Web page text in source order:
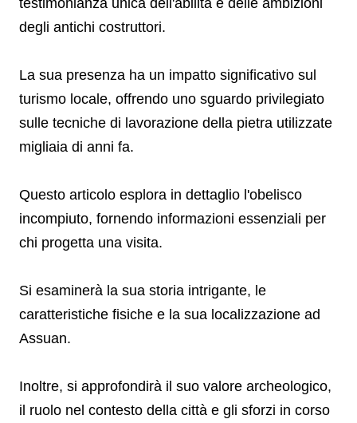
testimonianza unica dell'abilità e delle ambizioni
degli antichi costruttori.
La sua presenza ha un impatto significativo sul
turismo locale, offrendo uno sguardo privilegiato
sulle tecniche di lavorazione della pietra utilizzate
migliaia di anni fa.
Questo articolo esplora in dettaglio l'obelisco
incompiuto, fornendo informazioni essenziali per
chi progetta una visita.
Si esaminerà la sua storia intrigante, le
caratteristiche fisiche e la sua localizzazione ad
Assuan.
Inoltre, si approfondirà il suo valore archeologico,
il ruolo nel contesto della città e gli sforzi in corso